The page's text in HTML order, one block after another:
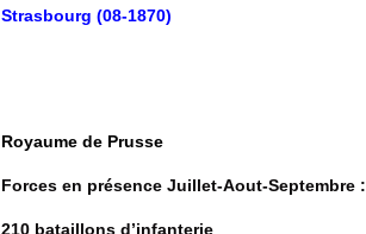
Strasbourg (08-1870)
Royaume de Prusse
Forces en présence Juillet-Aout-Septembre :
210 bataillons d’infanterie